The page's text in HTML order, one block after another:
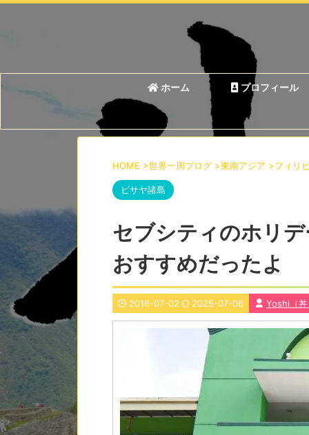
ホーム プロフィール
HOME >世界一周ブログ >東南アジア >フィリ
ビサヤ諸島
セブシティのホリ
おすすめだったよ
2016-07-02 2025-07-06 Yoshi（